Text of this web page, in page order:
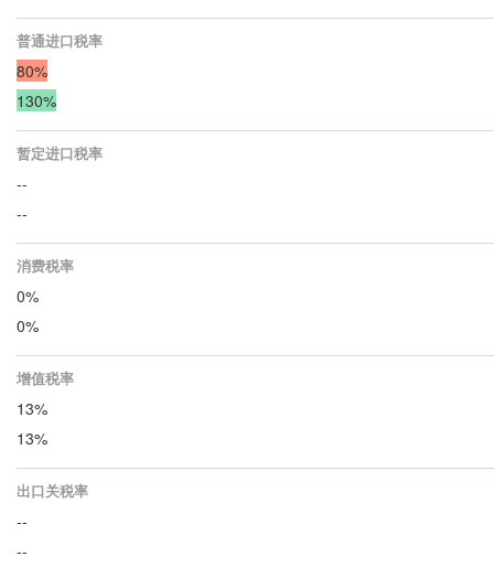
普通进口税率
80%
130%
暂定进口税率
--
--
消费税率
0%
0%
增值税率
13%
13%
出口关税率
--
--